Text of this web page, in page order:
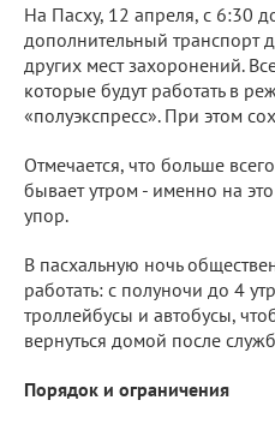
На Пасху, 12 апреля, с 6:30
дополнительный транспорт
других мест захоронений.
которые будут работать в
«полуэкспресс». При этом
Отмечается, что больше
бывает утром - именно на
упор.
В пасхальную ночь
работать: с полуночи до 4
троллейбусы и автобусы,
вернуться домой после
Порядок и ограничения